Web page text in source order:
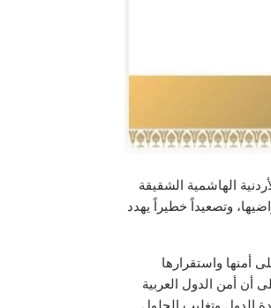
الهاشمية الشقيقة
وتصعيداً خطيراً يهدد
أمنها واستقرارها
أن أمن الدول العربية